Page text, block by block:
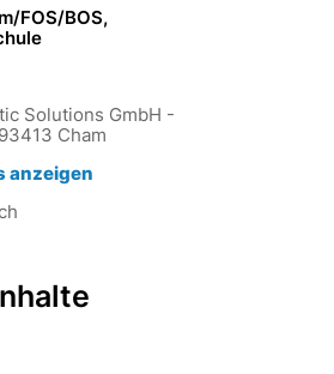
FOS/BOS,
Solutions GmbH -
Cham
anzeigen